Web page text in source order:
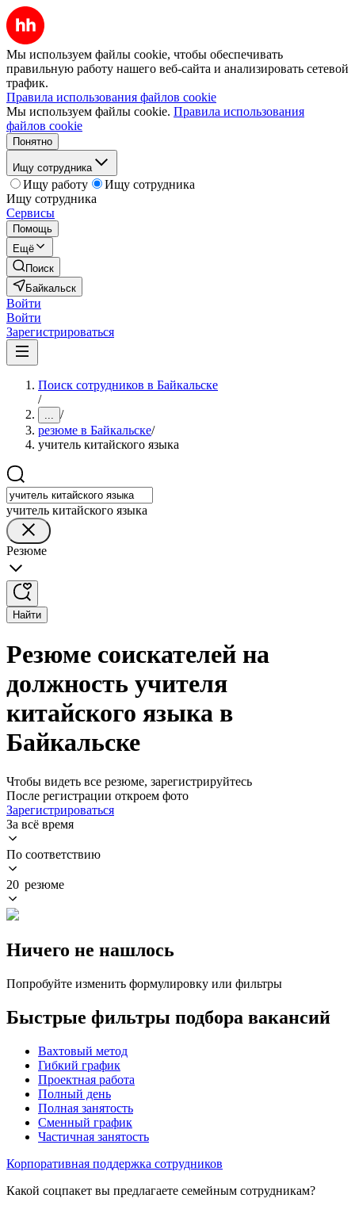
Мы используем файлы cookie, чтобы обеспечивать
правильную работу нашего веб-сайта и анализировать сетевой
трафик.
Правила использования файлов cookie
Мы используем файлы cookie. Правила использования
файлов cookie
Понятно
Ищу сотрудника
Ищу работу
Ищу сотрудника
Ищу сотрудника
Сервисы
Помощь
Ещё
Поиск
Байкальск
Войти
Войти
Зарегистрироваться
Поиск сотрудников в Байкальске
/
... /
резюме в Байкальске/
учитель китайского языка
учитель китайского языка
Резюме
Найти
Резюме соискателей на
должность учителя
китайского языка в
Байкальске
Чтобы видеть все резюме, зарегистрируйтесь
После регистрации откроем фото
Зарегистрироваться
За всё время
По соответствию
20 резюме
Ничего не нашлось
Попробуйте изменить формулировку или фильтры
Быстрые фильтры подбора вакансий
Вахтовый метод
Гибкий график
Проектная работа
Полный день
Полная занятость
Сменный график
Частичная занятость
Корпоративная поддержка сотрудников
Какой соцпакет вы предлагаете семейным сотрудникам?